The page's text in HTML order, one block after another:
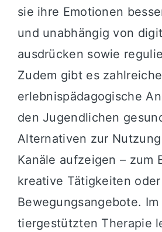
sie ihre Emotionen
und unabhängig von
ausdrücken sowie
Zudem gibt es zahlreiche
erlebnispädagogische
den Jugendlichen
Alternativen zur
Kanäle aufzeigen – zum
kreative Tätigkeiten
Bewegungsangebote.
tiergestützten Therapie